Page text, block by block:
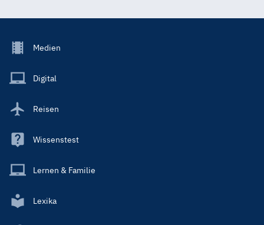
Footer
Main
Medien
Digital
Reisen
Wissenstest
Lernen & Familie
Lexika